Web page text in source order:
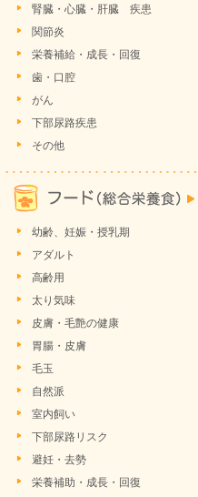
腎臓・心臓・肝臓 疾患
関節炎
栄養補給・成長・回復
歯・口腔
がん
下部尿路疾患
その他
幼齢、妊娠・授乳期
アダルト
高齢用
太り気味
皮膚・毛艶の健康
胃腸・皮膚
毛玉
自然派
室内飼い
下部尿路リスク
避妊・去勢
栄養補助・成長・回復